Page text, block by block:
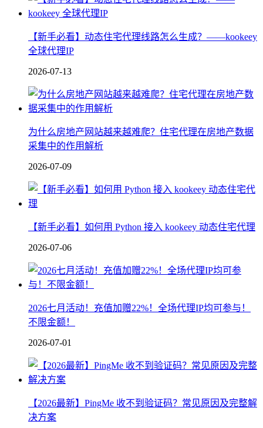
【新手必看】动态住宅代理线路怎么生成？——kookeey
全球代理IP
2026-07-13
为什么房地产网站越来越难爬？住宅代理在房地产数据
采集中的作用解析
2026-07-09
【新手必看】如何用 Python 接入 kookeey 动态住宅代理
2026-07-06
2026七月活动！充值加赠22%！全场代理IP均可参与！
不限金额！
2026-07-01
【2026最新】PingMe 收不到验证码？常见原因及完整解
决方案